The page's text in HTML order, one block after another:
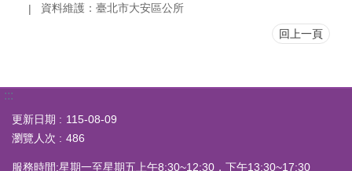
資料維護：臺北市大安區公所
回上一頁
:::
更新日期
115-08-09
瀏覽人次
486
服務時間:星期一至星期五上午8:30~12:30，下午13:30~17:30